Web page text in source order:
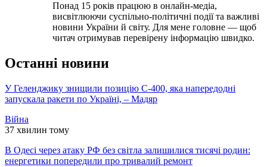
Понад 15 років працюю в онлайн-медіа,
висвітлюючи суспільно-політичні події та важливі
новини України й світу. Для мене головне — щоб
читач отримував перевірену інформацію швидко.
Останні новини
У Геленджику знищили позицію С-400, яка напередодні
запускала ракети по Україні, – Мадяр
Війна
37 хвилин тому
В Одесі через атаку РФ без світла залишилися тисячі родин:
енергетики попередили про тривалий ремонт